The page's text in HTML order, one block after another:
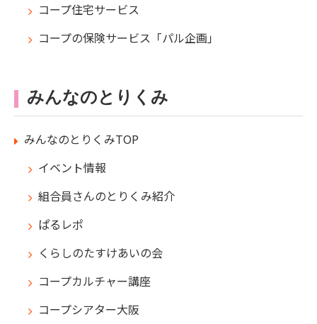
コープ住宅サービス
コープの保険サービス「パル企画」
みんなのとりくみ
みんなのとりくみTOP
イベント情報
組合員さんのとりくみ紹介
ぱるレポ
くらしのたすけあいの会
コープカルチャー講座
コープシアター大阪